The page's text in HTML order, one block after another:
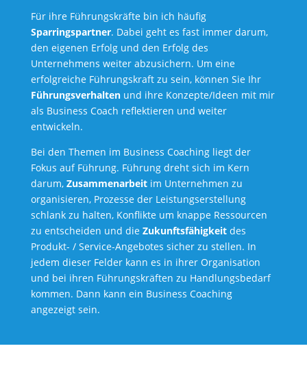
Für ihre Führungskräfte bin ich häufig
Sparringspartner. Dabei geht es fast immer darum,
den eigenen Erfolg und den Erfolg des
Unternehmens weiter abzusichern. Um eine
erfolgreiche Führungskraft zu sein, können Sie Ihr
Führungsverhaltenund ihre Konzepte/Ideen mit mir
als Business Coach reflektieren und weiter
entwickeln.
Bei den Themen im Business Coaching liegt der
Fokus auf Führung. Führung dreht sich im Kern
darum, Zusammenarbeitim Unternehmen zu
organisieren, Prozesse der Leistungserstellung
schlank zu halten, Konflikte um knappe Ressourcen
zu entscheiden und die Zukunftsfähigkeitdes
Produkt- / Service-Angebotes sicher zu stellen. In
jedem dieser Felder kann es in ihrer Organisation
und bei ihren Führungskräften zu Handlungsbedarf
kommen. Dann kann ein Business Coaching
angezeigt sein.